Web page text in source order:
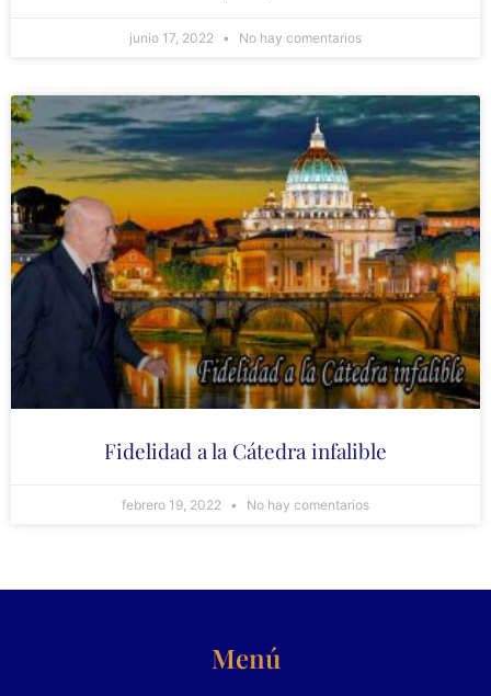
junio 17, 2022 No hay comentarios
Fidelidad a la Cátedra infalible
febrero 19, 2022 No hay comentarios
Menú